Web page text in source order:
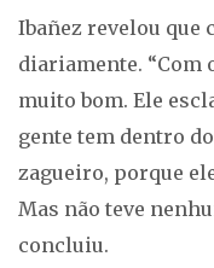
Ibañez revelou que
diariamente. “Com
muito bom. Ele
gente tem dentro
zagueiro, porque
Mas não teve
concluiu.